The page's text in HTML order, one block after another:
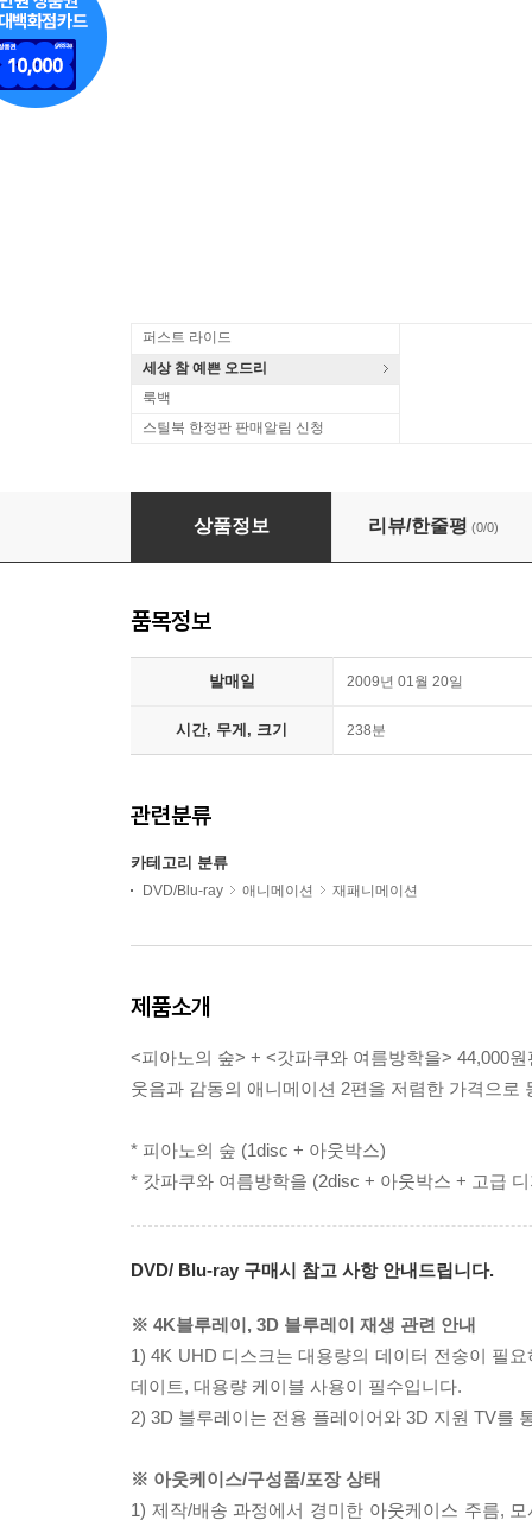
퍼스트 라이드
세상 참 예쁜 오드리
룩백
스틸북 한정판 판매알림 신청
피아노의 숲+갓파쿠와 여름방학을
상품정보 리뷰/한줄평 (0/0)
품목정보
발매일 2009년 01월 20일
시간, 무게, 크기 238분
관련분류
카테고리 분류
DVD/Blu-ray 애니메이션 재패니메이션
제품소개
<피아노의 숲> + <갓파쿠와 여름방학을> 44,000원
웃음과 감동의 애니메이션 2편을 저렴한 가격으로
* 피아노의 숲 (1disc + 아웃박스)
* 갓파쿠와 여름방학을 (2disc + 아웃박스 + 고급
DVD/ Blu-ray 구매시 참고 사항 안내드립니다.
※ 4K블루레이, 3D 블루레이 재생 관련 안내
1) 4K UHD 디스크는 대용량의 데이터 전송이 필
데이트, 대용량 케이블 사용이 필수입니다.
2) 3D 블루레이는 전용 플레이어와 3D 지원 TV를
※ 아웃케이스/구성품/포장 상태
1) 제작/배송 과정에서 경미한 아웃케이스 주름,